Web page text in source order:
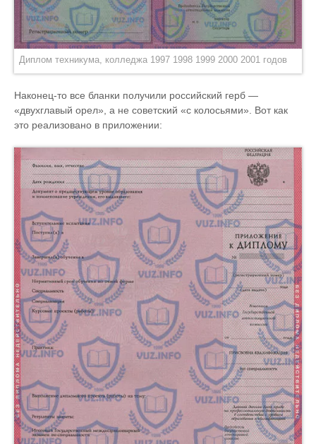
Диплом техникума, колледжа 1997 1998 1999 2000 2001 годов
Наконец-то все бланки получили российский герб —
«двухглавый орел», а не советский «с колосьями». Вот как
это реализовано в приложении: